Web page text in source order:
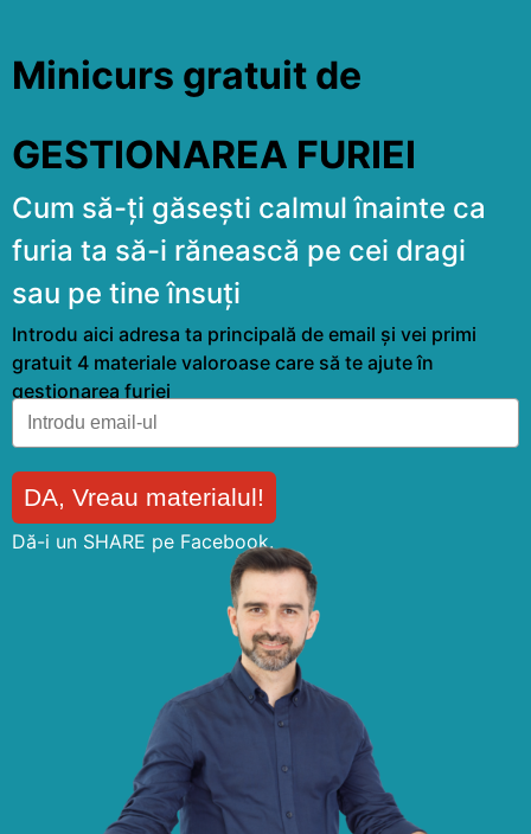
Minicurs gratuit de
GESTIONAREA FURIEI
Cum să-ți găsești calmul înainte ca
furia ta să-i rănească pe cei dragi
sau pe tine însuți
Introdu aici adresa ta principală de email și vei primi
gratuit 4 materiale valoroase care să te ajute în
gestionarea furiei
DA, Vreau materialul!
Dă-i un SHARE pe Facebook.